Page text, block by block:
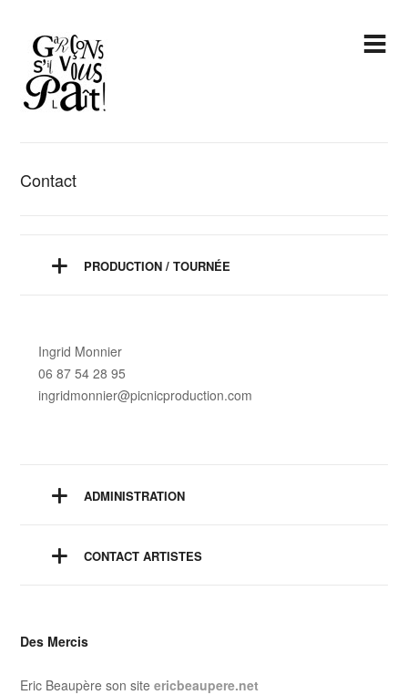
Contact
PRODUCTION / TOURNÉE
Ingrid Monnier
06 87 54 28 95
ingridmonnier@picnicproduction.com
ADMINISTRATION
CONTACT ARTISTES
Des Mercis
Eric Beaupère son siteericbeaupere.net